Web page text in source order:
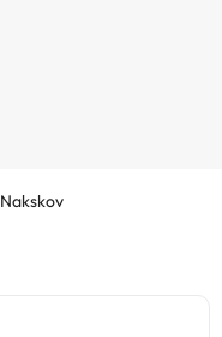
Nakskov